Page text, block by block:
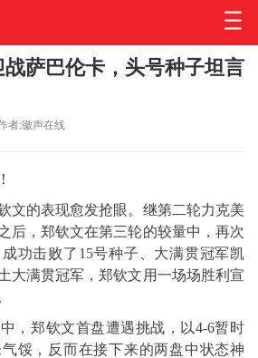
萨巴伦卡，头号种子坦言
者:徽声在线
文的表现愈发抢眼。继第二轮力克美
后， 郑钦文在第三轮的较量中，再次
功击败了15号种子、大满贯冠军凯
大满贯冠军，郑钦文用一场场胜利宣
，郑钦文首盘遭遇挑战，以4-6暂时
馁，反而在接下来的两盘中状态神